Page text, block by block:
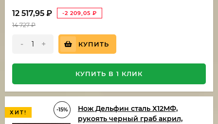
12 517,95 ₽ -2 209,05 ₽
14 727₽
- + КУПИТЬ
КУПИТЬ В 1 КЛИК
ХИТ! -15%
Нож Дельфин сталь Х12МФ,
рукоять черный граб акрил,